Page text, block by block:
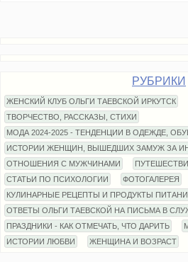
РУБРИКИ
ЖЕНСКИЙ КЛУБ ОЛЬГИ ТАЕВСКОЙ ИРКУТСК
ТВОРЧЕСТВО, РАССКАЗЫ, СТИХИ
МОДА 2024-2025 - ТЕНДЕНЦИИ В ОДЕЖДЕ,
ИСТОРИИ ЖЕНЩИН, ВЫШЕДШИХ ЗАМУЖ ЗА
ОТНОШЕНИЯ С МУЖЧИНАМИ
СТАТЬИ ПО ПСИХОЛОГИИ
ФОТОГАЛЕРЕЯ
КУЛИНАРНЫЕ РЕЦЕПТЫ И ПРОДУКТЫ
ОТВЕТЫ ОЛЬГИ ТАЕВСКОЙ НА ПИСЬМА В
ПРАЗДНИКИ - КАК ОТМЕЧАТЬ, ЧТО ДАРИТЬ
ИСТОРИИ ЛЮБВИ
ЖЕНЩИНА И ВОЗРАСТ